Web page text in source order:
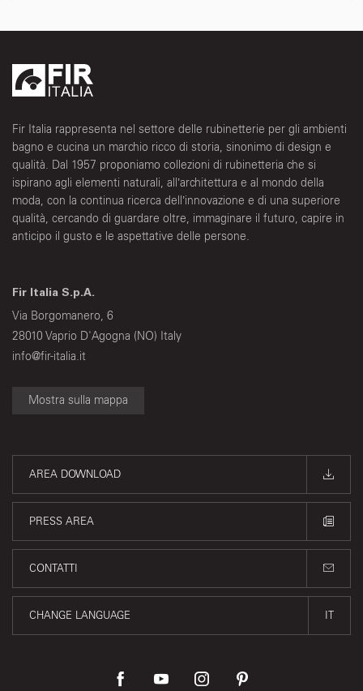
Fir Italia rappresenta nel settore delle rubinetterie per gli ambienti
bagno e cucina un marchio ricco di storia, sinonimo di design e
qualità. Dal 1957 proponiamo collezioni di rubinetteria che si
ispirano agli elementi naturali, all’architettura e al mondo della
moda, con la continua ricerca dell’innovazione e di una superiore
qualità, cercando di guardare oltre, immaginare il futuro, capire in
anticipo il gusto e le aspettative delle persone.
Fir Italia S.p.A.
Via Borgomanero, 6
28010 Vaprio D'Agogna (NO) Italy
info@fir-italia.it
Mostra sulla mappa
AREA DOWNLOAD
PRESS AREA
CONTATTI
CHANGE LANGUAGE IT